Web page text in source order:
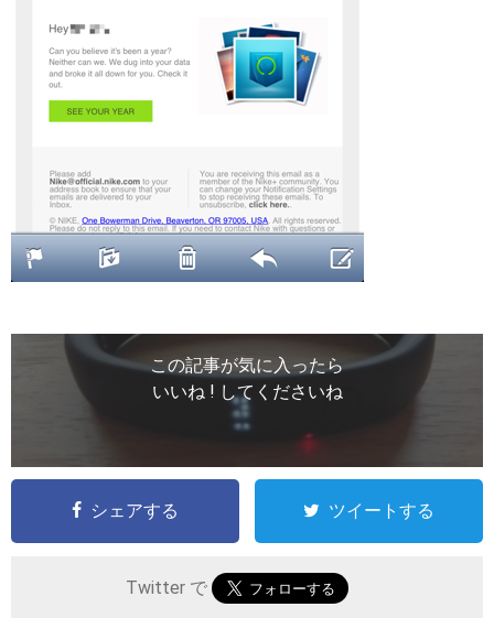
この記事が気に入ったら
いいね ! してくださいね
シェアする ツイートする
Twitter で